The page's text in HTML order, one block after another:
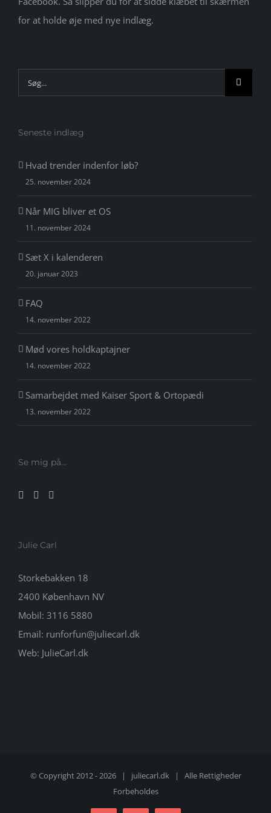
for at holde øje med nye indlæg.
Søg
efter:
Seneste indlæg
Hvad trender indenfor løb?
25. november 2024
Når MIG bliver et OS
11. november 2024
Sæt X i kalenderen
20. januar 2023
FAQ
14. november 2022
Mød vores holdkaptajner
14. november 2022
Samarbejdet med Kaiser Sport & Ortopædi
13. november 2022
Se mig på…
Julie Carl
Storkebakken 18
2400 København NV
Mobil: 3116 5880
Email: runforfun@juliecarl.dk
Web: JulieCarl.dk
© Copyright 2012 -2026 | juliecarl.dk| Alle Rettigheder
Forbeholdes